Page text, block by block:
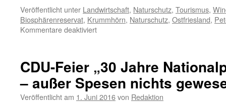
Veröffentlicht unter Landwirtschaft, Naturschutz, Tourismus,
Biosphärenreservat, Krummhörn, Naturschutz, Ostfriesland,
Kommentare deaktiviertfür
Ostfriesland
„hat
fertig“
CDU-Feier „30 Jahre
– außer Spesen nichts
Veröffentlicht am 1. Juni 2016von Redaktion